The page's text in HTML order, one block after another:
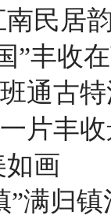
民居
”丰收
通古
片丰
如画
”满归